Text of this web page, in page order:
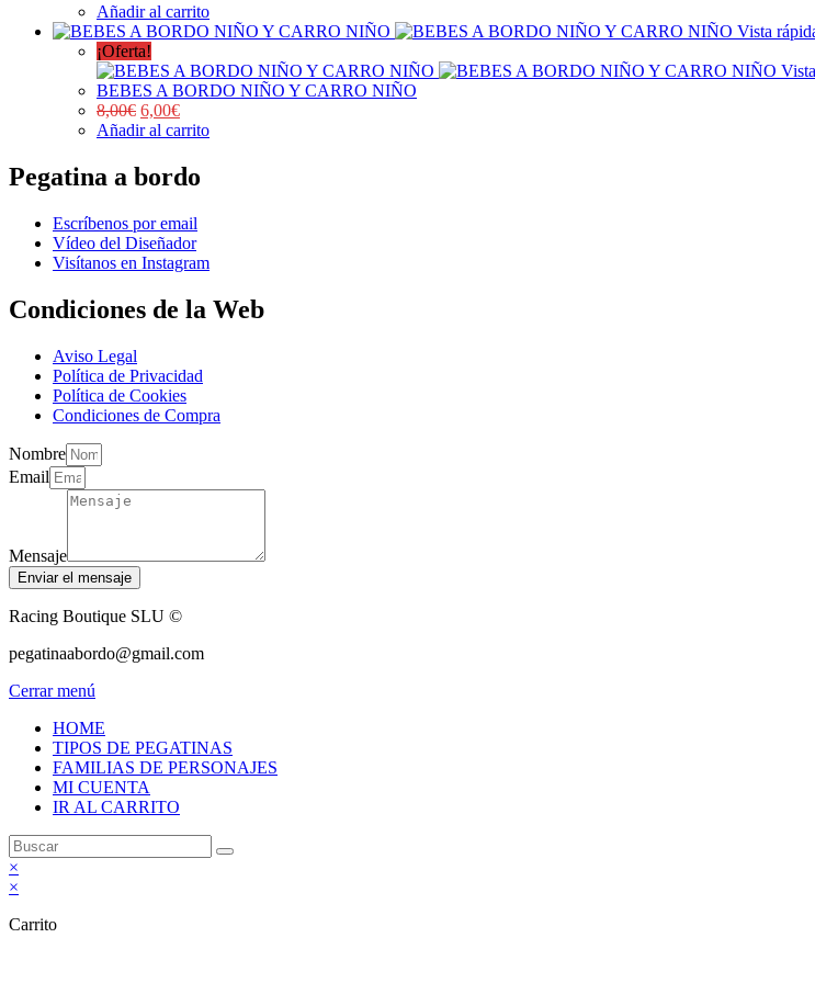
Añadir al carrito
Vista
¡Oferta!
BEBES A BORDO NIÑO Y CARRO NIÑO
8,00€ 6,00€
Añadir al carrito
Pegatina a bordo
Escríbenos por email
Vídeo del Diseñador
Visítanos en Instagram
Condiciones de la Web
Aviso Legal
Política de Privacidad
Política de Cookies
Condiciones de Compra
Nombre
Email
Mensaje
Enviar el mensaje
Racing Boutique SLU ©
pegatinaabordo@gmail.com
Cerrar menú
HOME
TIPOS DE PEGATINAS
FAMILIAS DE PERSONAJES
MI CUENTA
IR AL CARRITO
×
×
Carrito